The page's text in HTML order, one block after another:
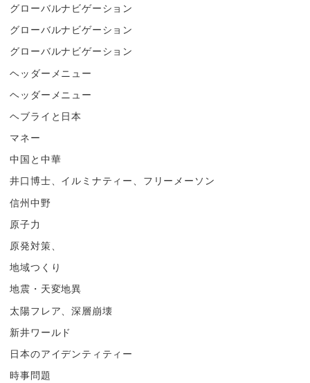
グローバルナビゲーション
グローバルナビゲーション
グローバルナビゲーション
ヘッダーメニュー
ヘッダーメニュー
ヘブライと日本
マネー
中国と中華
井口博士、イルミナティー、フリーメーソン
信州中野
原子力
原発対策、
地域つくり
地震・天変地異
太陽フレア、深層崩壊
新井ワールド
日本のアイデンティティー
時事問題